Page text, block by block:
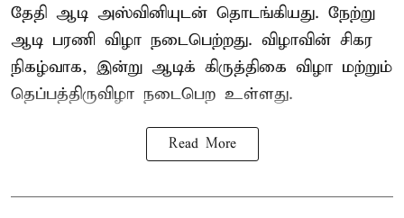
தேதி ஆடி அஸ்வினியுடன் தொடங்கியது. நேற்று
ஆடி பரணி விழா நடைபெற்றது. விழாவின் சிகர
நிகழ்வாக, இன்று ஆடிக் கிருத்திகை விழா மற்றும்
தெப்பத்திருவிழா நடைபெற உள்ளது.
Read More